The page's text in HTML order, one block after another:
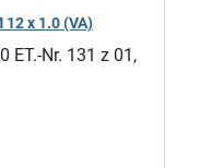
x 1.0 (VA)
ET.-Nr. 131 z 01,